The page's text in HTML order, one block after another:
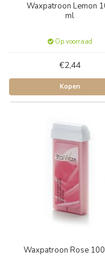
Waxpatroon Lemon
ml
Op voorraad
€2,44
Kopen
Waxpatroon Rose